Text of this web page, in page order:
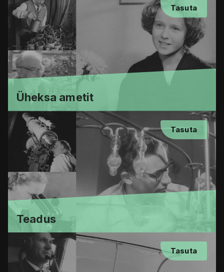
Tasuta
Üheksa ametit
Tasuta
Teadus
Tasuta